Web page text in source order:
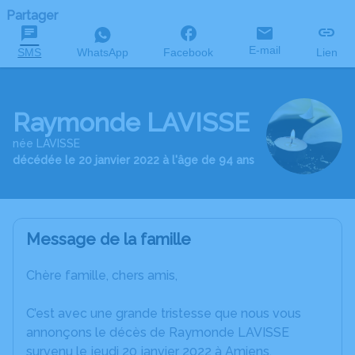
Partager
SMS WhatsApp Facebook E-mail Lien
Raymonde LAVISSE
née LAVISSE
décédée le 20 janvier 2022 à l'âge de 94 ans
Message de la famille
Chère famille, chers amis,
C’est avec une grande tristesse que nous vous
annonçons le décès de Raymonde LAVISSE
survenu le jeudi 20 janvier 2022 à Amiens.